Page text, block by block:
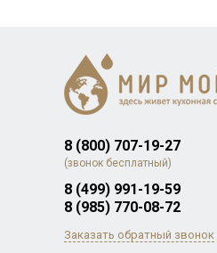
8 (800) 707-19-27
(звонок бесплатный)
8 (499) 991-19-59
8 (985) 770-08-72
Заказать обратный звонок